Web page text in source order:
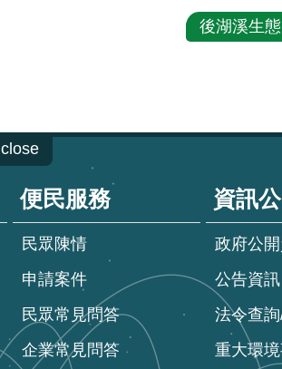
後湖溪生
close
便民服務
民眾陳情
申請案件
民眾常見問答
企業常見問答
資訊
政府公
公告資訊
法令查
重大環